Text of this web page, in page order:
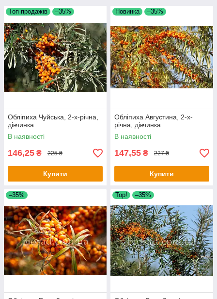
Топ продажів –35%
Обліпиха Чуйська, 2-х-річна,
дівчинка
В наявності
146,25 ₴ 225 ₴
Купити
Новинка –35%
Обліпиха Августина, 2-х-
річна, дівчинка
В наявності
147,55 ₴ 227 ₴
Купити
–35% Тор! –35%